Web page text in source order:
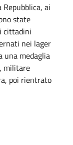
ai
state
cittadini
nei lager
una medaglia
militare
poi rientrato